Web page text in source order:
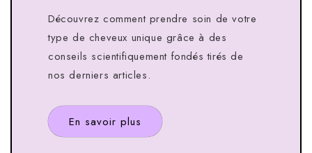
Découvrez comment prendre soin de votre
type de cheveux unique grâce à des
conseils scientifiquement fondés tirés de
nos derniers articles.
En savoir plus